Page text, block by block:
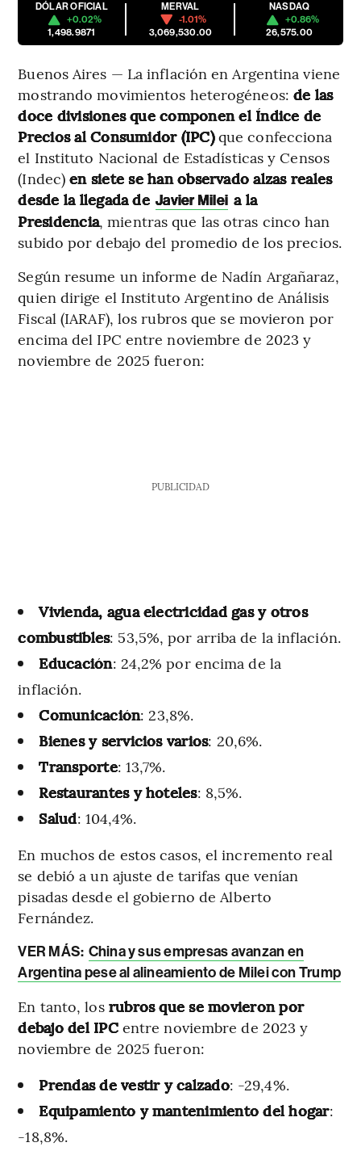
DÓLAR OFICIAL
+0.02%
1,498.9871
MERVAL
-1.01%
3,069,530.00
NASDAQ
+0.86%
26,575.00
Buenos Aires — La inflación en Argentina viene
mostrando movimientos heterogéneos: de las
doce divisiones que componen el Índice de
Precios al Consumidor (IPC)que confecciona
el Instituto Nacional de Estadísticas y Censos
(Indec)en siete se han observado alzas reales
desde la llegada de Javier Milei a la
Presidencia, mientras que las otras cinco han
subido por debajo del promedio de los precios.
Según resume un informe de Nadín Argañaraz,
quien dirige el Instituto Argentino de Análisis
Fiscal (IARAF), los rubros que se movieron por
encima del IPC entre noviembre de 2023 y
noviembre de 2025 fueron:
PUBLICIDAD
Vivienda, agua electricidad gas y otros
combustibles: 53,5%, por arriba de la inflación.
Educación: 24,2% por encima de la
inflación.
Comunicación: 23,8%.
Bienes y servicios varios: 20,6%.
Transporte: 13,7%.
Restaurantes y hoteles: 8,5%.
Salud: 104,4%.
En muchos de estos casos, el incremento real
se debió a un ajuste de tarifas que venían
pisadas desde el gobierno de Alberto
Fernández.
VER MÁS: China y sus empresas avanzan en
Argentina pese al alineamiento de Milei con Trump
En tanto, los rubros que se movieron por
debajo del IPCentre noviembre de 2023 y
noviembre de 2025 fueron:
Prendas de vestir y calzado: -29,4%.
Equipamiento y mantenimiento del hogar:
-18,8%.